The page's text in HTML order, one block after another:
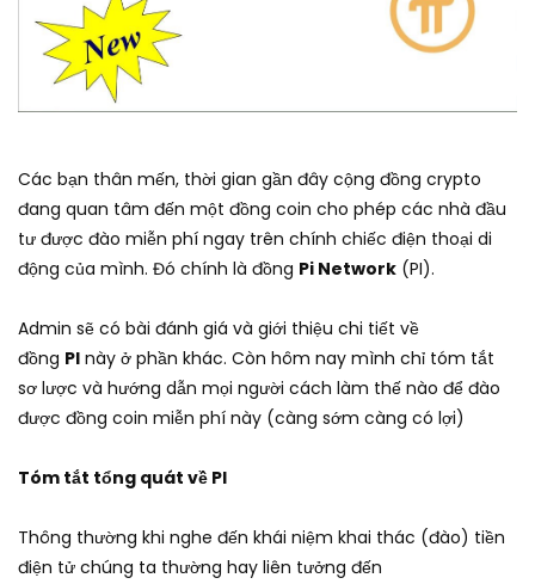
Các bạn thân mến, thời gian gần đây cộng đồng crypto
đang quan tâm đến một đồng coin cho phép các nhà đầu
tư được đào miễn phí ngay trên chính chiếc điện thoại di
động của mình. Đó chính là đồng Pi Network (PI).
Admin sẽ có bài đánh giá và giới thiệu chi tiết về
đồng PI này ở phần khác. Còn hôm nay mình chỉ tóm tắt
sơ lược và hướng dẫn mọi người cách làm thế nào để đào
được đồng coin miễn phí này (càng sớm càng có lợi)
Tóm tắt tổng quát về PI
Thông thường khi nghe đến khái niệm khai thác (đào) tiền
điện tử chúng ta thường hay liên tưởng đến